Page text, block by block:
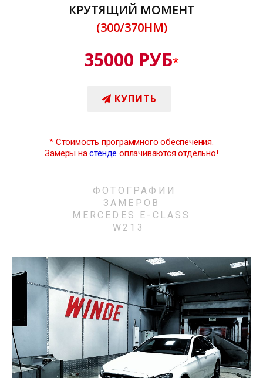
КРУТЯЩИЙ МОМЕНТ
(300/370НМ)
35000 РУБ*
КУПИТЬ
* Стоимость программного обеспечения.
Замеры настенде оплачиваются отдельно!
ФОТОГРАФИИ
ЗАМЕРОВ
MERCEDES E-CLASS
W213